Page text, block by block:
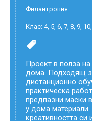
Филантропия
Клас: 4, 5, 6, 7, 8, 9, 10,
Проект в полза
дома. Подходящ
дистанционно
практическа
предпазни маски
у дома материали.
креативността си